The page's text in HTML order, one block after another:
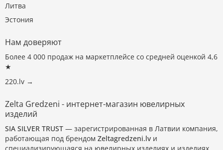
Литва
Эстония
Нам доверяют
Более 4 000 продаж на маркетплейсе со средней оценкой 4,6
★
220.lv →
Zelta Gredzeni - интернет-магазин ювелирных
изделий
SIA SILVER TRUST — зарегистрированная в Латвии компания,
работающая под брендом Zeltagredzeni.lv и